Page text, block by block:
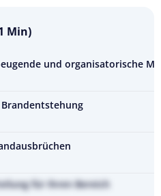
Min)
und organisatorische
für Ihren Bereich